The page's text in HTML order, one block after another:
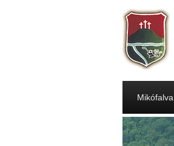
Mikófalva